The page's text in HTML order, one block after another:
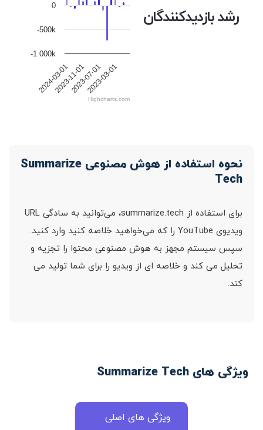
رشد بازدیدکنندگان
2024-03-01 2023-03-01
2023-11-012023-07-01
-1 000k
-500k
0
Highcharts.com
نحوه استفاده از هوش مصنوعی Summarize
Tech
برای استفاده از summarize.tech، می‌توانید به سادگی URL
ویدیوی YouTube را که می‌خواهید خلاصه کنید وارد کنید.
سپس سیستم مجهز به هوش مصنوعی محتوا را تجزیه و
تحلیل می کند و خلاصه ای از ویدیو را برای شما تولید می
کند.
ویژگی های Summarize Tech
ویژگی های اصلی